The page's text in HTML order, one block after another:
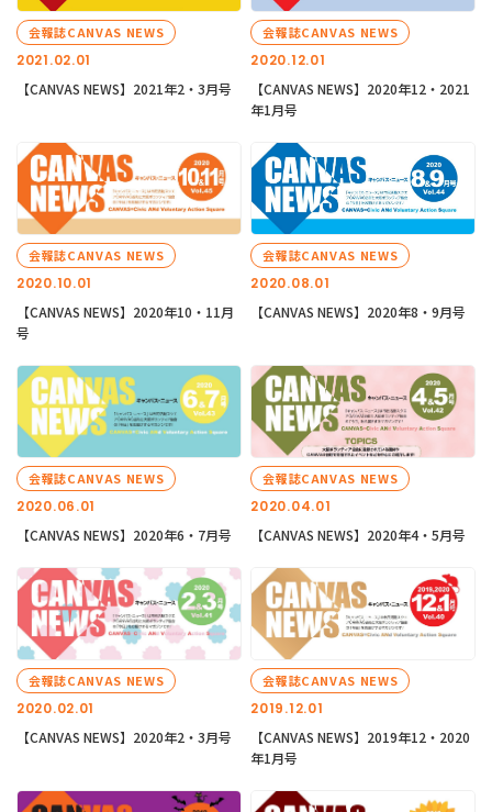
2021.02.01
会報誌CANVAS NEWS
【CANVAS NEWS】2021年2・3月号
2020.12.01
会報誌CANVAS NEWS
【CANVAS NEWS】2020年12・2021
年1月号
2020.10.01
会報誌CANVAS NEWS
【CANVAS NEWS】2020年10・11月
号
2020.08.01
会報誌CANVAS NEWS
【CANVAS NEWS】2020年8・9月号
2020.06.01
会報誌CANVAS NEWS
【CANVAS NEWS】2020年6・7月号
2020.04.01
会報誌CANVAS NEWS
【CANVAS NEWS】2020年4・5月号
2020.02.01
会報誌CANVAS NEWS
【CANVAS NEWS】2020年2・3月号
2019.12.01
会報誌CANVAS NEWS
【CANVAS NEWS】2019年12・2020
年1月号